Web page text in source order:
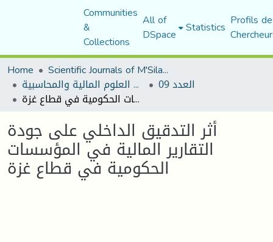
Communities
&
Collections
All of
DSpace Statistics Profils
Home
Scientific Journals of M'Sila University
مجلة البحوث في العلوم المالية والمحاسبية العدد 09
أثر التدقيق الداخلي على جودة التقارير المالية في المؤسسات الحكومية في قطاع غزة
أثر التدقيق الداخلي على جودة
التقارير المالية في المؤسسات
الحكومية في قطاع غزة